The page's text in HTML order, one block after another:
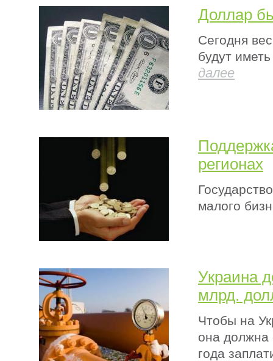
Доллар
Сегодня
будут
далее
регионах
малого
Украина
млрд.
Чтобы на
она должна
года